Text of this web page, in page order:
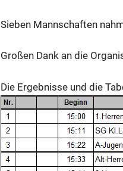
Sieben Mannschaften
Großen Dank an die
Die Ergebnisse und die